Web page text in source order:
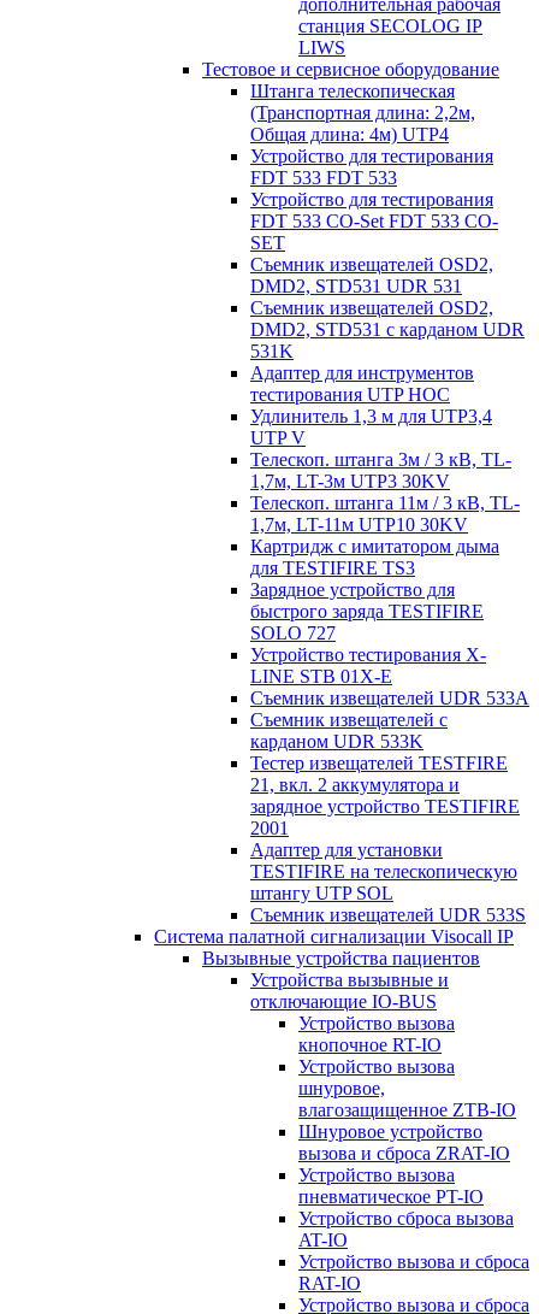
дополнительная рабочая
станция SECOLOG IP
LIWS
Тестовое и сервисное оборудование
Штанга телескопическая
(Транспортная длина: 2,2м,
Общая длина: 4м) UTP4
Устройство для тестирования
FDT 533 FDT 533
Устройство для тестирования
FDT 533 CO-Set FDT 533 CO-
SET
Съемник извещателей OSD2,
DMD2, STD531 UDR 531
Съемник извещателей OSD2,
DMD2, STD531 с карданом UDR
531K
Адаптер для инструментов
тестирования UTP HOC
Удлинитель 1,3 м для UTP3,4
UTP V
Телескоп. штанга 3м / 3 кВ, TL-
1,7м, LT-3м UTP3 30KV
Телескоп. штанга 11м / 3 кВ, TL-
1,7м, LT-11м UTP10 30KV
Картридж с имитатором дыма
для TESTIFIRE TS3
Зарядное устройство для
быстрого заряда TESTIFIRE
SOLO 727
Устройство тестирования X-
LINE STB 01X-E
Съемник извещателей UDR 533A
Съемник извещателей с
карданом UDR 533K
Тестер извещателей TESTFIRE
21, вкл. 2 аккумулятора и
зарядное устройство TESTIFIRE
2001
Адаптер для установки
TESTIFIRE на телескопическую
штангу UTP SOL
Съемник извещателей UDR 533S
Система палатной сигнализации Visocall IP
Вызывные устройства пациентов
Устройства вызывные и
отключающие IO-BUS
Устройство вызова
кнопочное RT-IO
Устройство вызова
шнуровое,
влагозащищенное ZTB-IO
Шнуровое устройство
вызова и сброса ZRAT-IO
Устройство вызова
пневматическое PT-IO
Устройство сброса вызова
AT-IO
Устройство вызова и сброса
RAT-IO
Устройство вызова и сброса